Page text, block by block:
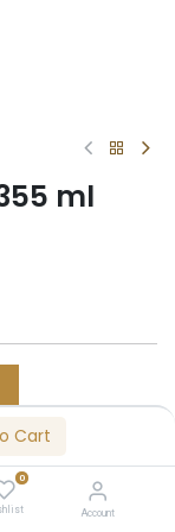
Cart
0
Account
ml